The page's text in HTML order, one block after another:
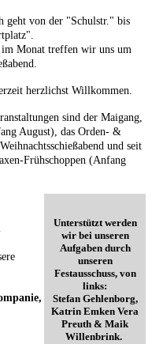
geht von der "Schulstr." bis
im Monat treffen wir uns um
herzlichst Willkommen.
sind der Maigang,
August), das Orden- &
und seit
Frühschoppen (Anfang
Unterstützt werden
wir bei unseren
Aufgaben durch
unseren
Festausschuss, von
links:
Stefan Gehlenborg,
Katrin Emken Vera
Preuth & Maik
Willenbrink.